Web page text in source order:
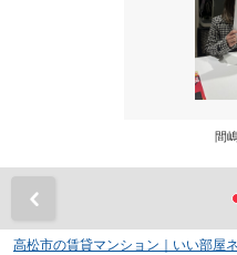
間
高松市の賃貸マンション｜いい部屋